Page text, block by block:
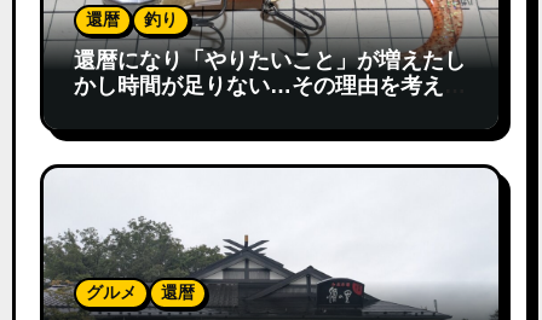
還暦 釣り
還暦になり「やりたいこと」が増えたし
かし時間が足りない…その理由を考えて
グルメ 還暦